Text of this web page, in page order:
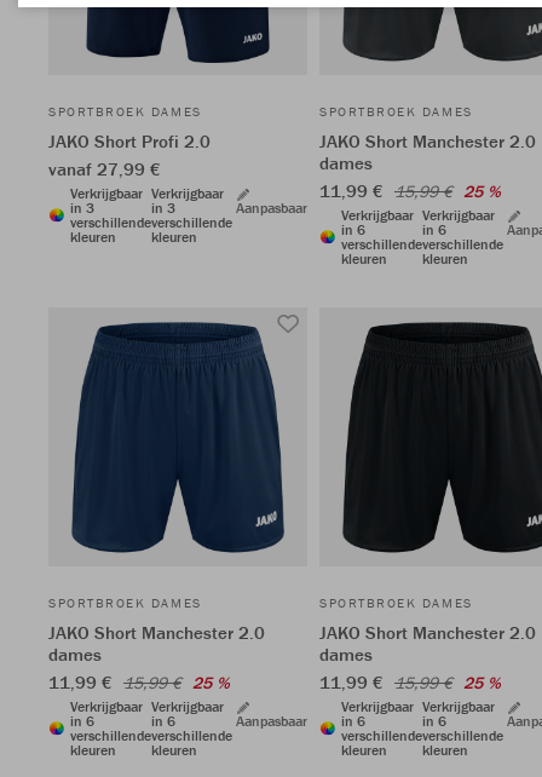
SPORTBROEK DAMES
JAKO Short Profi 2.0
vanaf 27,99 €
Verkrijgbaar
in 3
verschillende
kleuren
Verkrijgbaar
in 3
verschillende
kleuren
Aanpasbaar
SPORTBROEK DAMES
JAKO Short Manchester 2.0
dames
11,99 € 15,99 € 25 %
Verkrijgbaar
in 6
verschillende
kleuren
Verkrijgbaar
in 6
verschillende
kleuren
SPORTBROEK DAMES
JAKO Short Manchester 2.0
dames
11,99 € 15,99 € 25 %
Verkrijgbaar
in 6
verschillende
kleuren
Verkrijgbaar
in 6
verschillende
kleuren
Aanpasbaar
SPORTBROEK DAMES
JAKO Short Manchester 2.0
dames
11,99 € 15,99 € 25 %
Verkrijgbaar
in 6
verschillende
kleuren
Verkrijgbaar
in 6
verschillende
kleuren